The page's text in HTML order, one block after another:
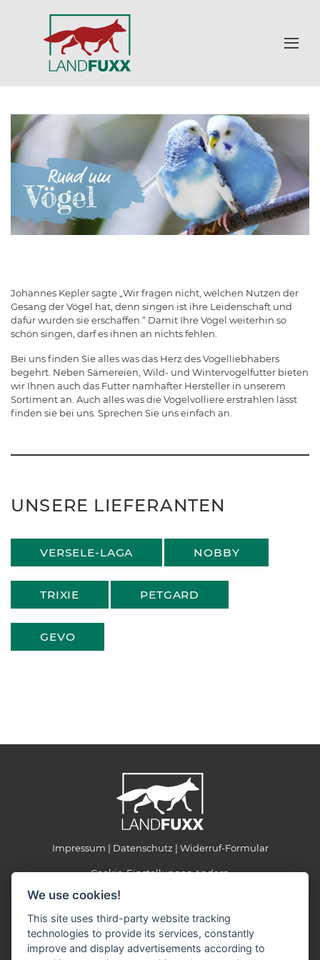
Johannes Kepler sagte „Wir fragen nicht, welchen Nutzen der
Gesang der Vögel hat, denn singen ist ihre Leidenschaft und
dafür wurden sie erschaffen.“ Damit Ihre Vögel weiterhin so
schön singen, darf es ihnen an nichts fehlen.
Bei uns finden Sie alles was das Herz des Vogelliebhabers
begehrt. Neben Sämereien, Wild- und Wintervogelfutter bieten
wir Ihnen auch das Futter namhafter Hersteller in unserem
Sortiment an. Auch alles was die Vogelvolliere erstrahlen lässt
finden sie bei uns. Sprechen Sie uns einfach an.
UNSERE LIEFERANTEN
VERSELE-LAGA NOBBY
TRIXIE PETGARD
GEVO
Impressum Datenschutz Widerruf-Formular
Cookie-Einstellungen ändern
Kohlenbissener Grund 22-24
29633 Munster
We use cookies!
This site uses third-party website tracking
technologies to provide its services, constantly
improve and display advertisements according to